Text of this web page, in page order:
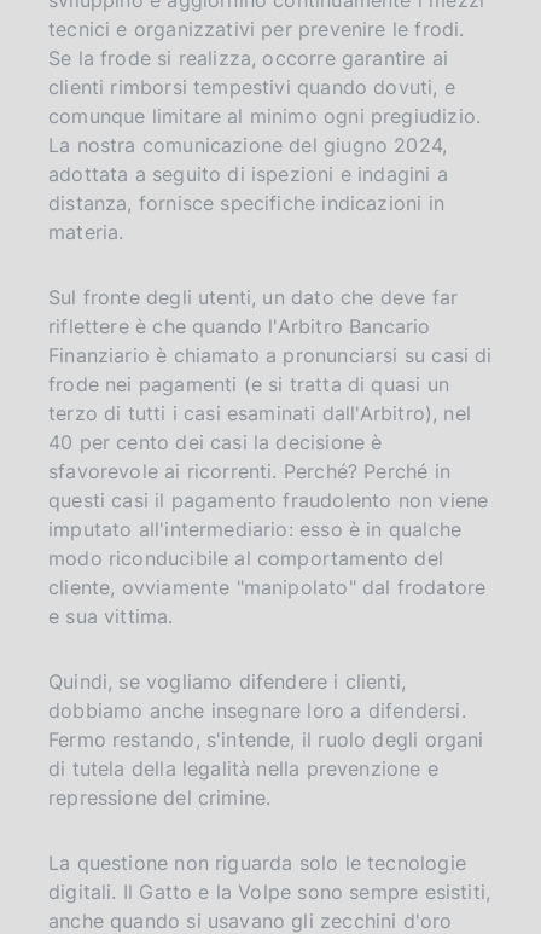
tecnici e organizzativi per prevenire le frodi.
Se la frode si realizza, occorre garantire ai
clienti rimborsi tempestivi quando dovuti, e
comunque limitare al minimo ogni pregiudizio.
La nostra comunicazione del giugno 2024,
adottata a seguito di ispezioni e indagini a
distanza, fornisce specifiche indicazioni in
materia.
Sul fronte degli utenti, un dato che deve far
riflettere è che quando l'Arbitro Bancario
Finanziario è chiamato a pronunciarsi su casi di
frode nei pagamenti (e si tratta di quasi un
terzo di tutti i casi esaminati dall'Arbitro), nel
40 per cento dei casi la decisione è
sfavorevole ai ricorrenti. Perché? Perché in
questi casi il pagamento fraudolento non viene
imputato all'intermediario: esso è in qualche
modo riconducibile al comportamento del
cliente, ovviamente "manipolato" dal frodatore
e sua vittima.
Quindi, se vogliamo difendere i clienti,
dobbiamo anche insegnare loro a difendersi.
Fermo restando, s'intende, il ruolo degli organi
di tutela della legalità nella prevenzione e
repressione del crimine.
La questione non riguarda solo le tecnologie
digitali. Il Gatto e la Volpe sono sempre esistiti,
anche quando si usavano gli zecchini d'oro